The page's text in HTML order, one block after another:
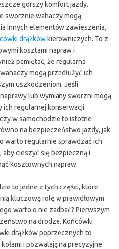
gorszy komfort jazdy.
sworznie wahaczy mogą
innych elementów zawieszenia,
drążków kierowniczych. To z
kosztami napraw i
pamiętać, że regularna
mogą przedłużyć ich
uszkodzeniom. Jeśli
lub wymiany sworzni mogą
ich regularnej konserwacji.
w samochodzie to istotne
na bezpieczeństwo jazdy, jak
warto regularnie sprawdzać ich
aby cieszyć się bezpieczną i
kosztownych napraw.
to jedne z tych części, które
kluczową rolę w prawidłowym
warto o nie zadbać? Pierwszym
na drodze. Końcówki
drążków poprzecznych to
i pozwalają na precyzyjne